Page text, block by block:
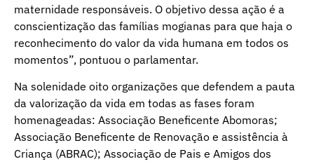
maternidade responsáveis. O objetivo dessa ação é a
conscientização das famílias mogianas para que haja o
reconhecimento do valor da vida humana em todos os
momentos”, pontuou o parlamentar.
Na solenidade oito organizações que defendem a pauta
da valorização da vida em todas as fases foram
homenageadas: Associação Beneficente Abomoras;
Associação Beneficente de Renovação e assistência à
Criança (ABRAC); Associação de Pais e Amigos dos